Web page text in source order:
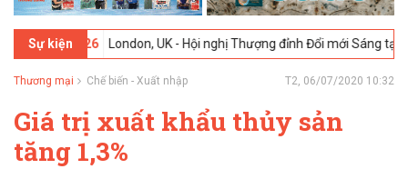
Sự kiện
02-2026 London, UK - Hội nghị Thượng đỉnh Đổi mới Sáng tạo trong
Thương mại Chế biến - Xuất nhập T2, 06/07/2020 10:32
Giá trị xuất khẩu thủy sản
tăng 1,3%